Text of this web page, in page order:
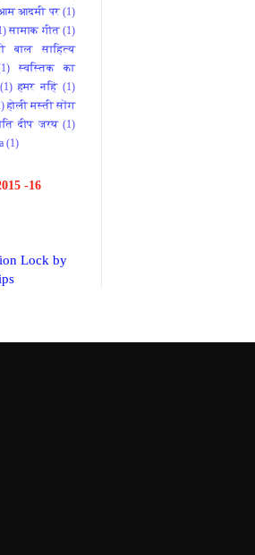
आम आदमी पर (1)
सामाक गीत (1)
बाल साहित्य
स्वस्तिक का
(1) हमर नहिं (1)
होली मस्ती सोंग
दीप जरय (1)
(1)
-16